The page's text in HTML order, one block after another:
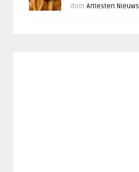
doorArtiesten Nieuws